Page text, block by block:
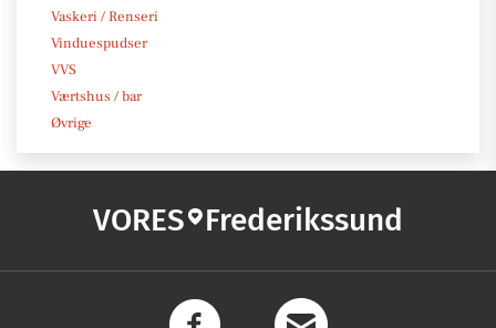
Vaskeri / Renseri
Vinduespudser
VVS
Værtshus / bar
Øvrige
VORES Frederikssund